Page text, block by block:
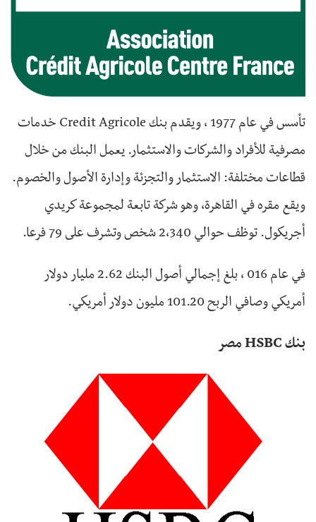
تأسس في عام 1977 ، ويقدم بنك Credit Agricole خدمات
مصرفية للأفراد والشركات والاستثمار. يعمل البنك من خلال
قطاعات مختلفة: الاستثمار والتجزئة وإدارة الأصول والخصوم.
ويقع مقره في القاهرة، وهو شركة تابعة لمجموعة كريدي
أجريكول. توظف حوالي 2،340 شخص وتشرف على 79 فرعا.
في عام 016 ، بلغ إجمالي أصول البنك 2.62 مليار دولار
أمريكي وصافي الربح 101.20 مليون دولار أمريكي.
بنك HSBC مصر